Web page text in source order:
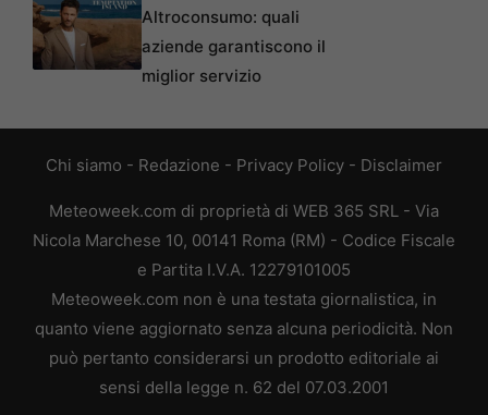
Altroconsumo: quali
aziende garantiscono il
miglior servizio
Chi siamo - Redazione - Privacy Policy - Disclaimer
Meteoweek.com di proprietà di WEB 365 SRL - Via
Nicola Marchese 10, 00141 Roma (RM) - Codice Fiscale
e Partita I.V.A. 12279101005
Meteoweek.com non è una testata giornalistica, in
quanto viene aggiornato senza alcuna periodicità. Non
può pertanto considerarsi un prodotto editoriale ai
sensi della legge n. 62 del 07.03.2001